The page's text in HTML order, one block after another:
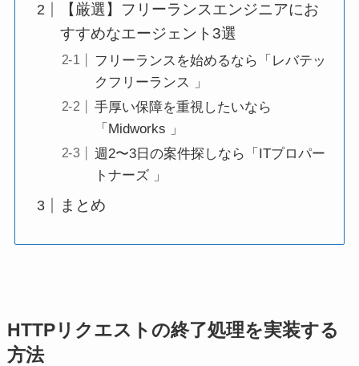
【厳選】フリーランスエンジニアにお
すすめなエージェント3選
フリーランスを始めるなら「レバテッ
クフリーランス 」
手厚い保障を重視したいなら
「Midworks 」
週2〜3日の案件探しなら「ITプロパー
トナーズ 」
まとめ
HTTPリクエストの終了処理を実装する
方法